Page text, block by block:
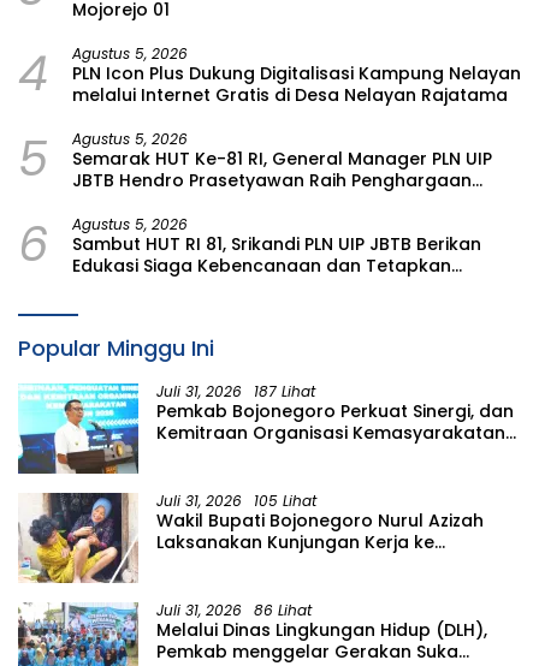
Mojorejo 01
4 Agustus 5, 2026
PLN Icon Plus Dukung Digitalisasi Kampung Nelayan
melalui Internet Gratis di Desa Nelayan Rajatama
5 Agustus 5, 2026
Semarak HUT Ke-81 RI, General Manager PLN UIP
JBTB Hendro Prasetyawan Raih Penghargaan
6 Agustus 5, 2026
Sambut HUT RI 81, Srikandi PLN UIP JBTB Berikan
Edukasi Siaga Kebencanaan dan Tetapkan
Kampung Aren Simacan Banyuwangi
Popular Minggu Ini
Juli 31, 2026 187 Lihat
Pemkab Bojonegoro Perkuat Sinergi, dan
Kemitraan Organisasi Kemasyarakatan
Juli 31, 2026 105 Lihat
Wakil Bupati Bojonegoro Nurul Azizah
Laksanakan Kunjungan Kerja ke
Juli 31, 2026 86 Lihat
Melalui Dinas Lingkungan Hidup (DLH),
Pemkab menggelar Gerakan Suka